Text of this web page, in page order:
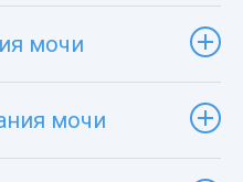
мочи
мочи